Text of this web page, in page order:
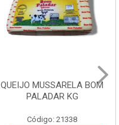
QUEIJO MUSSARELA BOM
PALADAR KG
Código: 21338